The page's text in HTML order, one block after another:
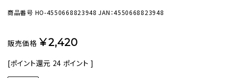
商品番号 HO-4550668823948 JAN：4550668823948
販売価格 ¥2,420
[ポイント還元 24 ポイント ]